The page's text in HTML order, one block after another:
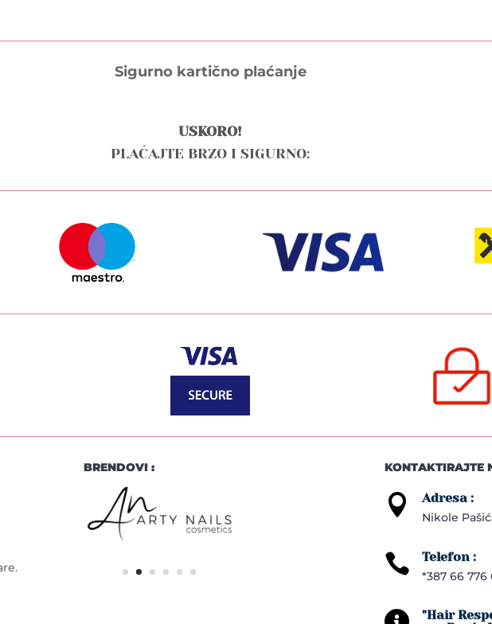
Sigurno kartično plaćanje
USKORO!
PLAĆAJTE BRZO I SIGURNO:
BRENDOVI : KONTAKTIRAJTE
 Adresa :
Nikole
 Telefon :
*387 66 776
"Hair